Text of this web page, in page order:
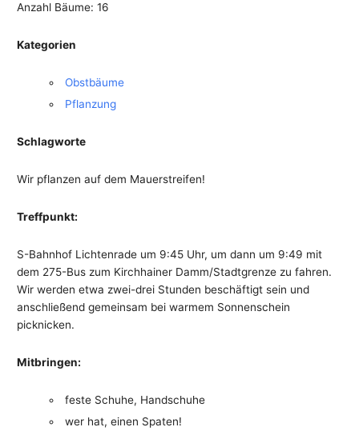
Anzahl Bäume: 16
Kategorien
Obstbäume
Pflanzung
Schlagworte
Wir pflanzen auf dem Mauerstreifen!
Treffpunkt:
S-Bahnhof Lichtenrade um 9:45 Uhr, um dann um 9:49 mit
dem 275-Bus zum Kirchhainer Damm/Stadtgrenze zu fahren.
Wir werden etwa zwei-drei Stunden beschäftigt sein und
anschließend gemeinsam bei warmem Sonnenschein
picknicken.
Mitbringen:
feste Schuhe, Handschuhe
wer hat, einen Spaten!